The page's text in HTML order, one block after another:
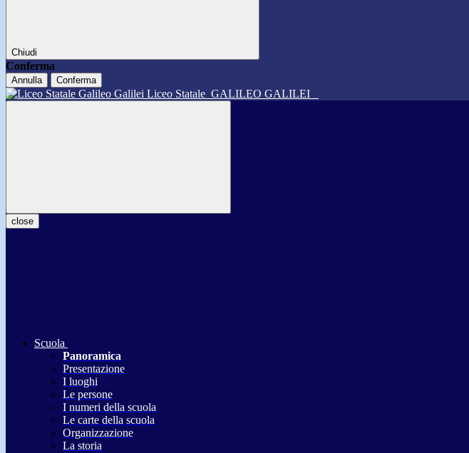
Chiudi
Conferma
Annulla Conferma
Liceo Statale GALILEO GALILEI
close
Scuola
Panoramica
Presentazione
I luoghi
Le persone
I numeri della scuola
Le carte della scuola
Organizzazione
La storia